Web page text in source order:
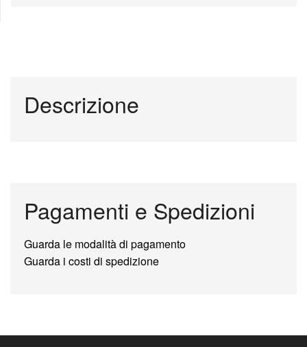
Descrizione
Pagamenti e Spedizioni
Guarda le modalità di pagamento
Guarda i costi di spedizione